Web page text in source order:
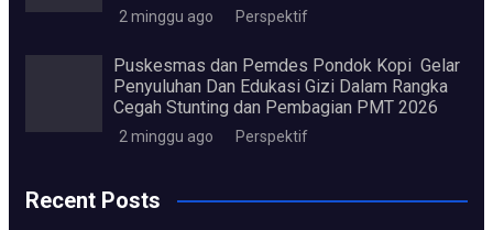
2 minggu ago Perspektif
Puskesmas dan Pemdes Pondok Kopi Gelar
Penyuluhan Dan Edukasi Gizi Dalam Rangka
Cegah Stunting dan Pembagian PMT 2026
2 minggu ago Perspektif
Recent Posts